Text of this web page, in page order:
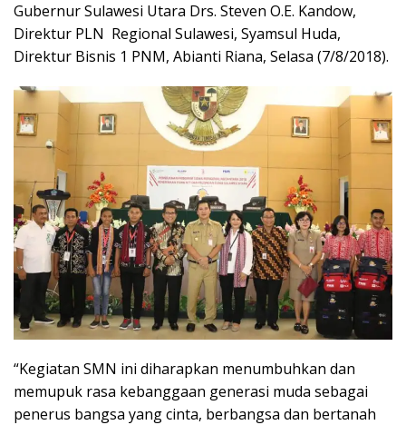
Gubernur Sulawesi Utara Drs. Steven O.E. Kandow,
Direktur PLN Regional Sulawesi, Syamsul Huda,
Direktur Bisnis 1 PNM, Abianti Riana, Selasa (7/8/2018).
“Kegiatan SMN ini diharapkan menumbuhkan dan
memupuk rasa kebanggaan generasi muda sebagai
penerus bangsa yang cinta, berbangsa dan bertanah